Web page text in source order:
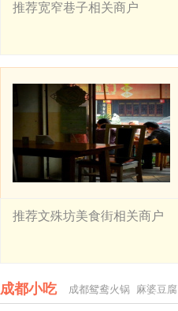
推荐宽窄巷子相关商户
推荐文殊坊美食街相关商户
成都小吃 成都鸳鸯火锅 麻婆豆腐